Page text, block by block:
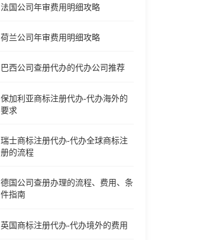
法国公司年审费用明细攻略
荷兰公司年审费用明细攻略
巴西公司查册代办的代办公司推荐
保加利亚商标注册代办-代办海外的
要求
瑞士商标注册代办-代办全球商标注
册的流程
德国公司查册办理的流程、费用、条
件指南
英国商标注册代办-代办境外的费用